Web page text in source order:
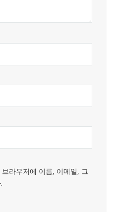
라우저에 이름, 이메일, 그